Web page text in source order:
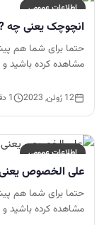
اطلاعات عمومی
انچوچک یعنی چه
حتما برای شما هم
مشاهده کرده باشید
12 ژوئن, 2023 1 دقیقه مطالعه
اطلاعات عمومی
علی الخصوص
حتما برای شما هم
مشاهده کرده باشید